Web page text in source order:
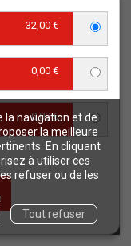
la navigation et de
la meilleure
En cliquant
à utiliser ces
refuser ou de les
Tout refuser
32,00 €
0,00 €
0,00 €